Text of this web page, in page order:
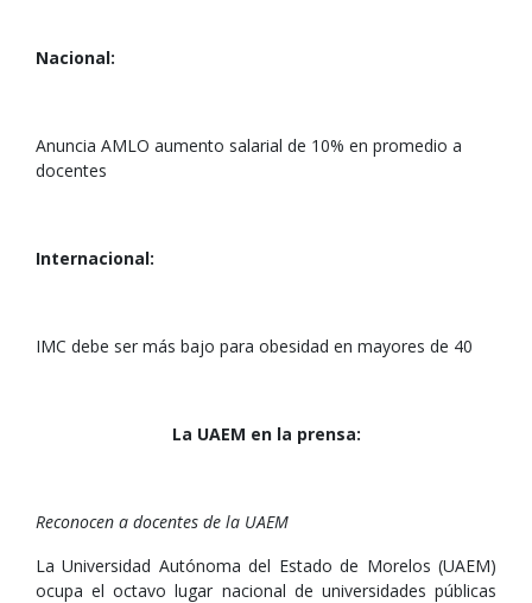
Nacional:
Anuncia AMLO aumento salarial de 10% en promedio a
docentes
Internacional:
IMC debe ser más bajo para obesidad en mayores de 40
La UAEM en la prensa:
Reconocen a docentes de la UAEM
La Universidad Autónoma del Estado de Morelos (UAEM)
ocupa el octavo lugar nacional de universidades públicas